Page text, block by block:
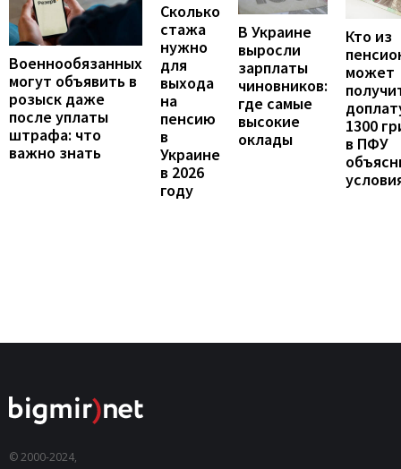
Военнообязанных
могут объявить в
розыск даже
после уплаты
штрафа: что
важно знать
Сколько
стажа
нужно
для
выхода
на
пенсию
в
Украине
в 2026
году
В Украине
выросли
зарплаты
чиновников:
где самые
высокие
оклады
Кто из
может
1300
в ПФУ
© 2000-2024,